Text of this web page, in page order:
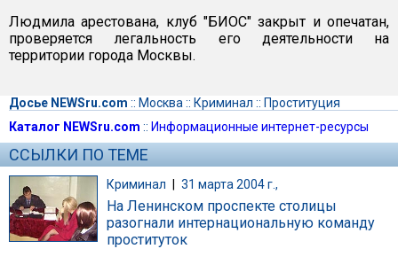
Людмила арестована, клуб "БИОС" закрыт и опечатан,
проверяется легальность его деятельности на
территории города Москвы.
Досье NEWSru.com :: Москва :: Криминал :: Проституция
Каталог NEWSru.com :: Информационные интернет-ресурсы
ССЫЛКИ ПО ТЕМЕ
Криминал | 31 марта 2004 г.,
На Ленинском проспекте столицы
разогнали интернациональную команду
проституток